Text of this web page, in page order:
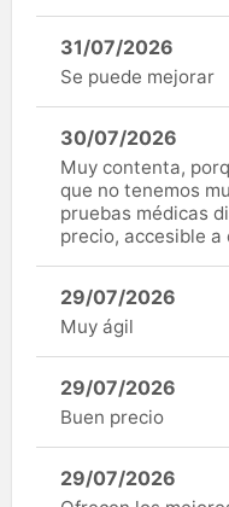
31/07/2026
Se puede mejorar
30/07/2026
Muy contenta,
que no tenemos
pruebas médicas
precio, accesible a
29/07/2026
Muy ágil
29/07/2026
Buen precio
29/07/2026